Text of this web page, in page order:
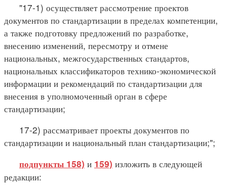
"17-1) осуществляет рассмотрение проектов
документов по стандартизации в пределах компетенции,
а также подготовку предложений по разработке,
внесению изменений, пересмотру и отмене
национальных, межгосударственных стандартов,
национальных классификаторов технико-экономической
информации и рекомендаций по стандартизации для
внесения в уполномоченный орган в сфере
стандартизации;
17-2) рассматривает проекты документов по
стандартизации и национальный план стандартизации;";
подпункты 158) и 159) изложить в следующей
редакции: